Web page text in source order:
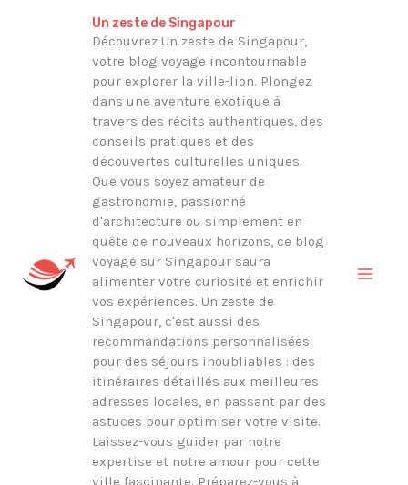
Un zeste de Singapour
Découvrez Un zeste de Singapour,
votre blog voyage incontournable
pour explorer la ville-lion. Plongez
dans une aventure exotique à
travers des récits authentiques, des
conseils pratiques et des
découvertes culturelles uniques.
Que vous soyez amateur de
gastronomie, passionné
d'architecture ou simplement en
quête de nouveaux horizons, ce blog
voyage sur Singapour saura
alimenter votre curiosité et enrichir
vos expériences. Un zeste de
Singapour, c'est aussi des
recommandations personnalisées
pour des séjours inoubliables : des
itinéraires détaillés aux meilleures
adresses locales, en passant par des
astuces pour optimiser votre visite.
Laissez-vous guider par notre
expertise et notre amour pour cette
ville fascinante. Préparez-vous à
Rechercher